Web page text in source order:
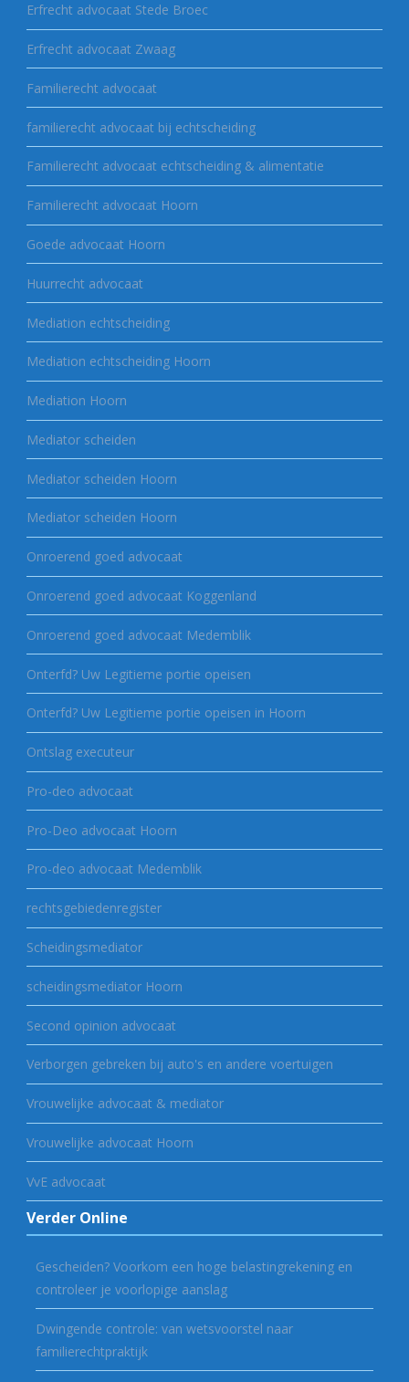
Erfrecht advocaat Stede Broec
Erfrecht advocaat Zwaag
Familierecht advocaat
familierecht advocaat bij echtscheiding
Familierecht advocaat echtscheiding & alimentatie
Familierecht advocaat Hoorn
Goede advocaat Hoorn
Huurrecht advocaat
Mediation echtscheiding
Mediation echtscheiding Hoorn
Mediation Hoorn
Mediator scheiden
Mediator scheiden Hoorn
Mediator scheiden Hoorn
Onroerend goed advocaat
Onroerend goed advocaat Koggenland
Onroerend goed advocaat Medemblik
Onterfd? Uw Legitieme portie opeisen
Onterfd? Uw Legitieme portie opeisen in Hoorn
Ontslag executeur
Pro-deo advocaat
Pro-Deo advocaat Hoorn
Pro-deo advocaat Medemblik
rechtsgebiedenregister
Scheidingsmediator
scheidingsmediator Hoorn
Second opinion advocaat
Verborgen gebreken bij auto's en andere voertuigen
Vrouwelijke advocaat & mediator
Vrouwelijke advocaat Hoorn
VvE advocaat
Verder Online
Gescheiden? Voorkom een hoge belastingrekening en
controleer je voorlopige aanslag
Dwingende controle: van wetsvoorstel naar
familierechtpraktijk